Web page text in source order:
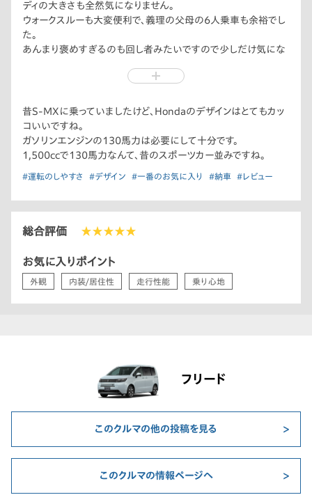
ディの大きさも全然気になりません。
ウォークスルーも大変便利で、義理の父母の6人乗車も余裕でし
た。
あんまり褒めすぎるのも回し者みたいですので少しだけ気にな
ロール（ACC）が30km/h以下で切れてしまうのは残念です。せ
昔S-MXに乗っていましたけど、Hondaのデザインはとてもカッ
コいいですね。
ガソリンエンジンの130馬力は必要にして十分です。
1,500ccで130馬力なんて、昔のスポーツカー並みですね。
#運転のしやすさ #デザイン #一番のお気に入り #納車 #レビュー
総合評価 ★★★★★
お気に入りポイント
外観 内装/居住性 走行性能 乗り心地
フリード
このクルマの他の投稿を見る
このクルマの情報ページへ